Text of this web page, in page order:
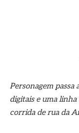
Personagem
digitais e uma
corrida de rua da